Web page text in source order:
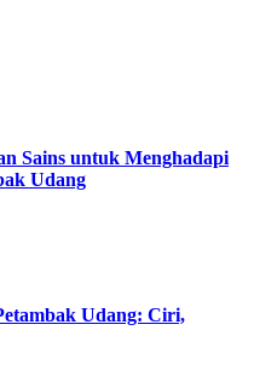
Sains untuk Menghadapi
Udang
Udang: Ciri,